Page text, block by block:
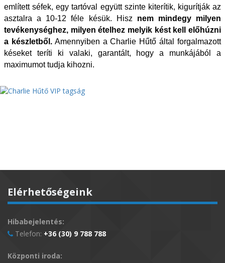
említett séfek, egy tartóval együtt szinte kiterítik, kigurítják az
asztalra a 10-12 féle késük. Hisz nem mindegy milyen
tevékenységhez, milyen ételhez melyik kést kell előhúzni
a készletből.Amennyiben a Charlie Hűtő által forgalmazott
késeket teríti ki valaki, garantált, hogy a munkájából a
maximumot tudja kihozni.
Elérhetőségeink
Hibabejelentés:
Telefon: +36 (30) 9 788 788
Központi iroda: